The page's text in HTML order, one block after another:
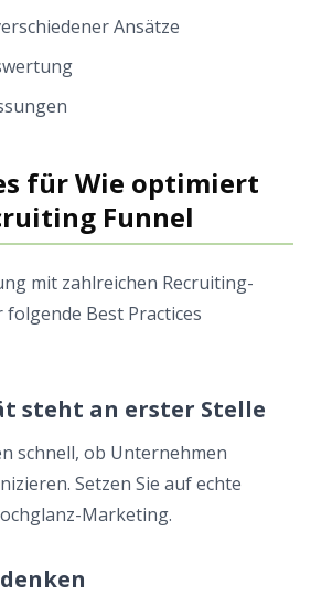
Ansätze
für Wie optimiert
Funnel
mit zahlreichen Recruiting-
Best Practices
steht an erster Stelle
schnell, ob Unternehmen
Setzen Sie auf echte
Marketing.